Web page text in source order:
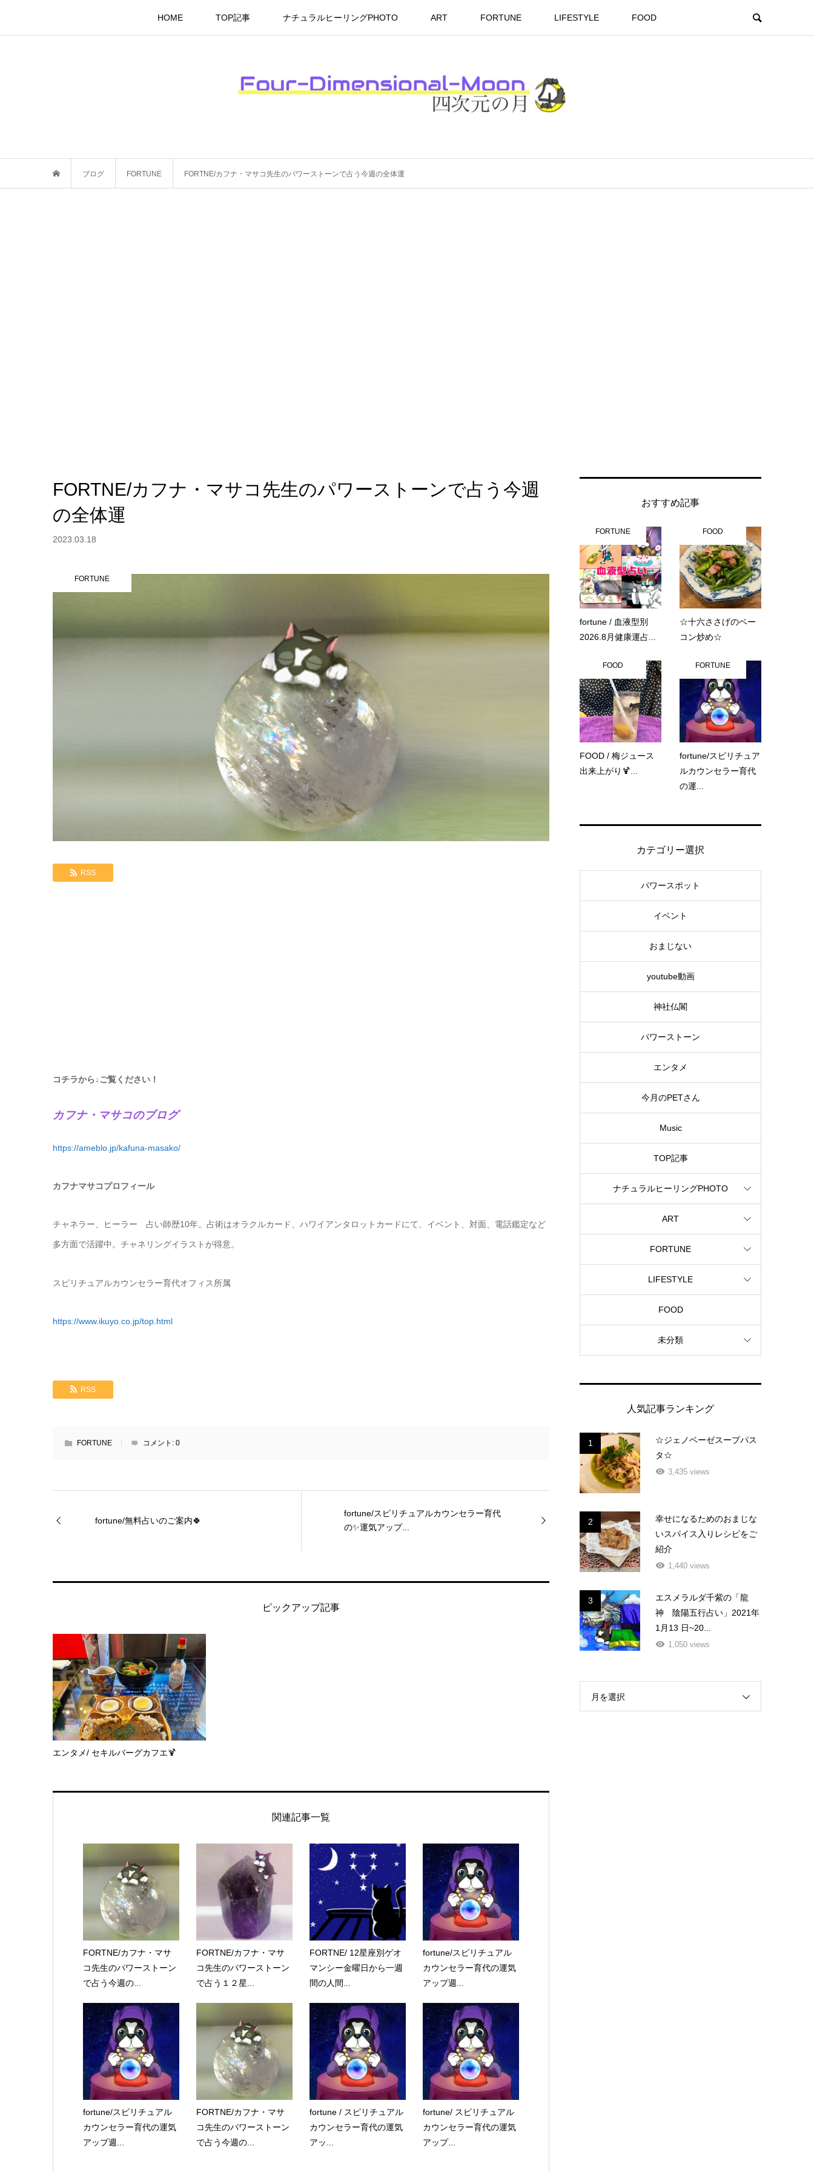
HOME TOP記事 ナチュラルヒーリングPHOTO ART FORTUNE LIFESTYLE FOOD
ブログ FORTUNE FORTNE/カフナ・マサコ先生のパワーストーンで占う今週の全体運
FORTNE/カフナ・マサコ先生のパワーストーンで占う今週
の全体運
2023.03.18
FORTUNE
RSS
コチラから↓ご覧ください！
カフナ・マサコのブログ
https://ameblo.jp/kafuna-masako/
カフナマサコプロフィール
チャネラー、ヒーラー 占い師歴10年。占術はオラクルカード、ハワイアンタロットカードにて、イベント、対面、電話鑑定など
多方面で活躍中。チャネリングイラストが得意。
スピリチュアルカウンセラー育代オフィス所属
https://www.ikuyo.co.jp/top.html
RSS
FORTUNE コメント: 0
fortune/無料占いのご案内🍀
fortune/スピリチュアルカウンセラー育代
の✨運気アップ...
ピックアップ記事
エンタメ/ セキルバーグカフエ🍹
関連記事一覧
FORTNE/カフナ・マサ
コ先生のパワーストーン
で占う今週の...
FORTNE/カフナ・マサ
コ先生のパワーストーン
で占う１２星...
FORTNE/ 12星座別ゲオ
マンシー金曜日から一週
間の人間...
fortune/スピリチュアル
カウンセラー育代の運気
アップ週...
fortune/スピリチュアル
カウンセラー育代の運気
アップ週...
FORTNE/カフナ・マサ
コ先生のパワーストーン
で占う今週の...
fortune / スピリチュアル
カウンセラー育代の運気
アッ...
fortune/ スピリチュアル
カウンセラー育代の運気
アップ...
おすすめ記事
FORTUNE
fortune / 血液型別
2026.8月健康運占...
FOOD
☆十六ささげのベー
コン炒め☆
FOOD
FOOD / 梅ジュース
出来上がり🍹...
FORTUNE
fortune/スピリチュア
ルカウンセラー育代
の運...
カテゴリー選択
パワースポット
イベント
おまじない
youtube動画
神社仏閣
パワーストーン
エンタメ
今月のPETさん
Music
TOP記事
ナチュラルヒーリングPHOTO
ART
FORTUNE
LIFESTYLE
FOOD
未分類
人気記事ランキング
1
☆ジェノベーゼスープパス
タ☆
3,435 views
2
幸せになるためのおまじな
いスパイス入りレシピをご
紹介
1,440 views
3
エスメラルダ千紫の「龍
神 陰陽五行占い」2021年
1月13 日~20...
1,050 views
月を選択